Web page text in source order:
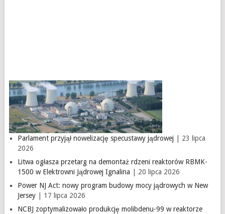
Parlament przyjął nowelizację specustawy jądrowej | 23 lipca
2026
Litwa ogłasza przetarg na demontaż rdzeni reaktorów RBMK-
1500 w Elektrowni Jądrowej Ignalina | 20 lipca 2026
Power NJ Act: nowy program budowy mocy jądrowych w New
Jersey| 17 lipca 2026
NCBJ zoptymalizowało produkcję molibdenu-99 w reaktorze